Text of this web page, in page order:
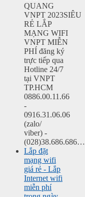
QUANG
VNPT 2023SIÊU
RẺ LẮP
MẠNG WIFI
VNPT MIỄN
PHÍ đăng ký
trực tiếp qua
Hotline 24/7
tại VNPT
TP.HCM
0886.00.11.66
-
0916.31.06.06
(zalo/
viber) -
(028)38.686.686…
Lắp đặt
mạng wifi
giá rẻ - Lắp
Internet wifi
miễn phí